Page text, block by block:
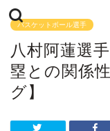
バスケットボール選手
八村阿蓮選
塁との関係
グ】